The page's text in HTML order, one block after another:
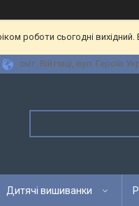
роботи сьогодні
смт. Війтівці, вул. Героїв
Дитячі вишиванки